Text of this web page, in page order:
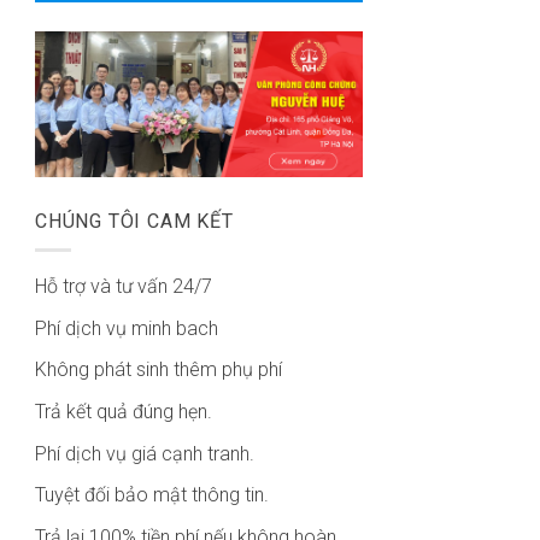
CHÚNG TÔI CAM KẾT
Hỗ trợ và tư vấn 24/7
Phí dịch vụ minh bach
Không phát sinh thêm phụ phí
Trả kết quả đúng hẹn.
Phí dịch vụ giá cạnh tranh.
Tuyệt đối bảo mật thông tin.